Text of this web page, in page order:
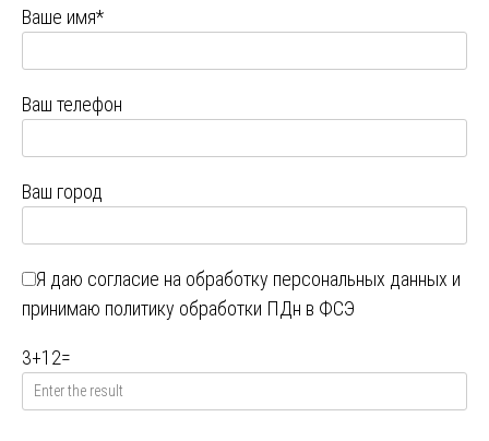
Ваше имя*
Ваш телефон
Ваш город
Я даю согласие на обработку персональных данных и
принимаю политику обработки ПДн в ФСЭ
3+12=